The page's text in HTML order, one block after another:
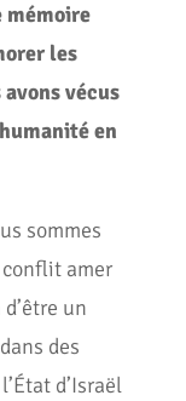
mémoire
les
vécus
en
sommes
amer
un
des
d’Israël